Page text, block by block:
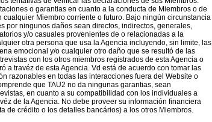
o garantias en cuanto a la conducta de Miembros o de
cualquier Miembro corriente o futuro. Bajo ningún circunstancia
por ningunos daños sean directos, indirectos, generales,
y/o casuales provenientes de o relacionadas a la
otra persona que usa la Agencia incluyendo, sin limite, las
emocional y/o cualquier otro daño que se resultó de las
con los otros miembros registrados de esta Agencia o
a travéz de esta Agencia. Vd está de acuerdo con tomar las
razonables en todas las interacciones fuera del Website o
que TAU2 no da ningunas garantias, sean
en cuanto a su compatibilidad con los individuales a
de la Agencia. No debe proveer su información financiera
de crédito o los detalles bancários) a los otros Miembros.